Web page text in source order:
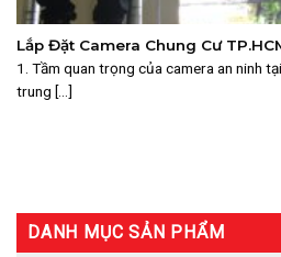
Lắp Đặt Camera Chung Cư
Cư Dân
1. Tầm quan trọng của camera an ninh
trung [...]
DANH MỤC SẢN PHẨM